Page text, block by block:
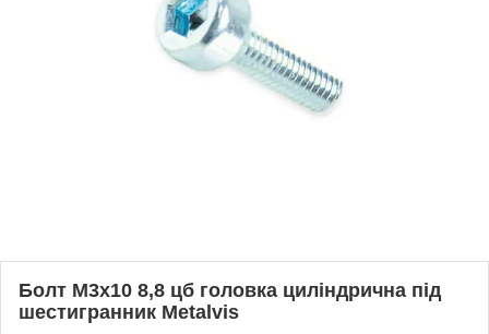
Болт М3х10 8,8 цб головка циліндрична під
шестигранник Metalvis